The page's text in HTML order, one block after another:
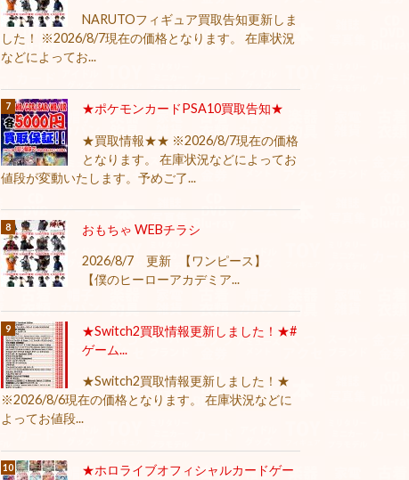
NARUTOフィギュア買取告知更新しま
した！ ※2026/8/7現在の価格となります。 在庫状況
などによってお...
★ポケモンカードPSA10買取告知★
★買取情報★★ ※2026/8/7現在の価格
となります。 在庫状況などによってお
値段が変動いたします。予めご了...
おもちゃ WEBチラシ
2026/8/7 更新 【ワンピース】
【僕のヒーローアカデミア...
★Switch2買取情報更新しました！★#
ゲーム...
★Switch2買取情報更新しました！★
※2026/8/6現在の価格となります。 在庫状況などに
よってお値段...
★ホロライブオフィシャルカードゲー